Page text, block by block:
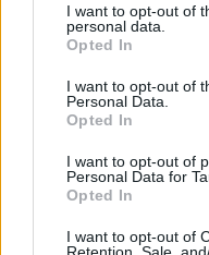
not limited to your visit
grant or deny consent to
use your data for below
consent section.
I want to opt-out of
personal data.
Opted In
I want to opt-out of
Personal Data.
Opted In
I want to opt-out of
Personal Data for
Opted In
I want to opt-out of
Retention, Sale,
che fosse il
riforma profonda
uomo dovrebbe
legge, nemmeno in
L’era dell’impunità
da questa sentenza,
lunga. Come
che il caso Biot sia